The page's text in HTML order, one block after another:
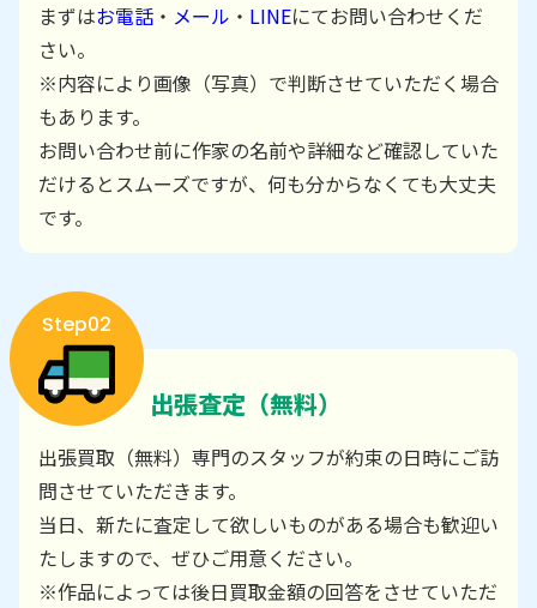
まずはお電話 ・ メール ・ LINEにてお問い合わせくだ
さい。
※内容により画像（写真）で判断させていただく場合
もあります。
お問い合わせ前に作家の名前や詳細など確認していた
だけるとスムーズですが、何も分からなくても大丈夫
です。
Step02
出張査定（無料）
出張買取（無料）専門のスタッフが約束の日時にご訪
問させていただきます。
当日、新たに査定して欲しいものがある場合も歓迎い
たしますので、ぜひご用意ください。
※作品によっては後日買取金額の回答をさせていただ